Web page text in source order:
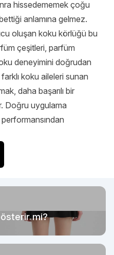
hissedememek çoğu
anlamına gelmez.
oluşan koku körlüğü bu
çeşitleri, parfüm
deneyimini doğrudan
koku aileleri sunan
daha başarılı bir
Doğru uygulama
mi?